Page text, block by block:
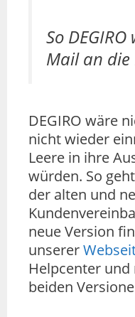
So
Mail an die
DEGIRO wäre
nicht wieder
Leere in ihre
würden. So
der alten und
neue Version
unserer
Helpcenter
beiden